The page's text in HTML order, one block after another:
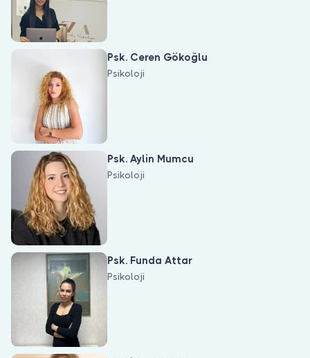
Psk. Ceren Gökoğlu
Psikoloji
Psk. Aylin Mumcu
Psikoloji
Psk. Funda Attar
Psikoloji